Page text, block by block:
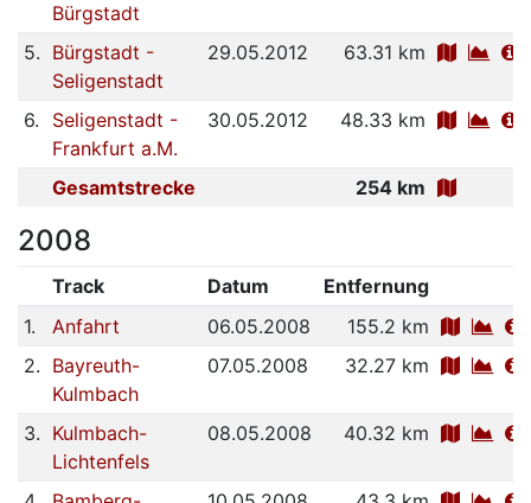
Bürgstadt
5. Bürgstadt -
Seligenstadt
29.05.2012 63.31 km
6.
Seligenstadt -
Frankfurt a.M.
30.05.2012 48.33 km
Gesamtstrecke 254 km
2008
Track Datum
Entfernung
1.
Anfahrt 06.05.2008
155.2 km
2. Bayreuth-
Kulmbach
07.05.2008 32.27 km
3. Kulmbach-
Lichtenfels
08.05.2008 40.32 km